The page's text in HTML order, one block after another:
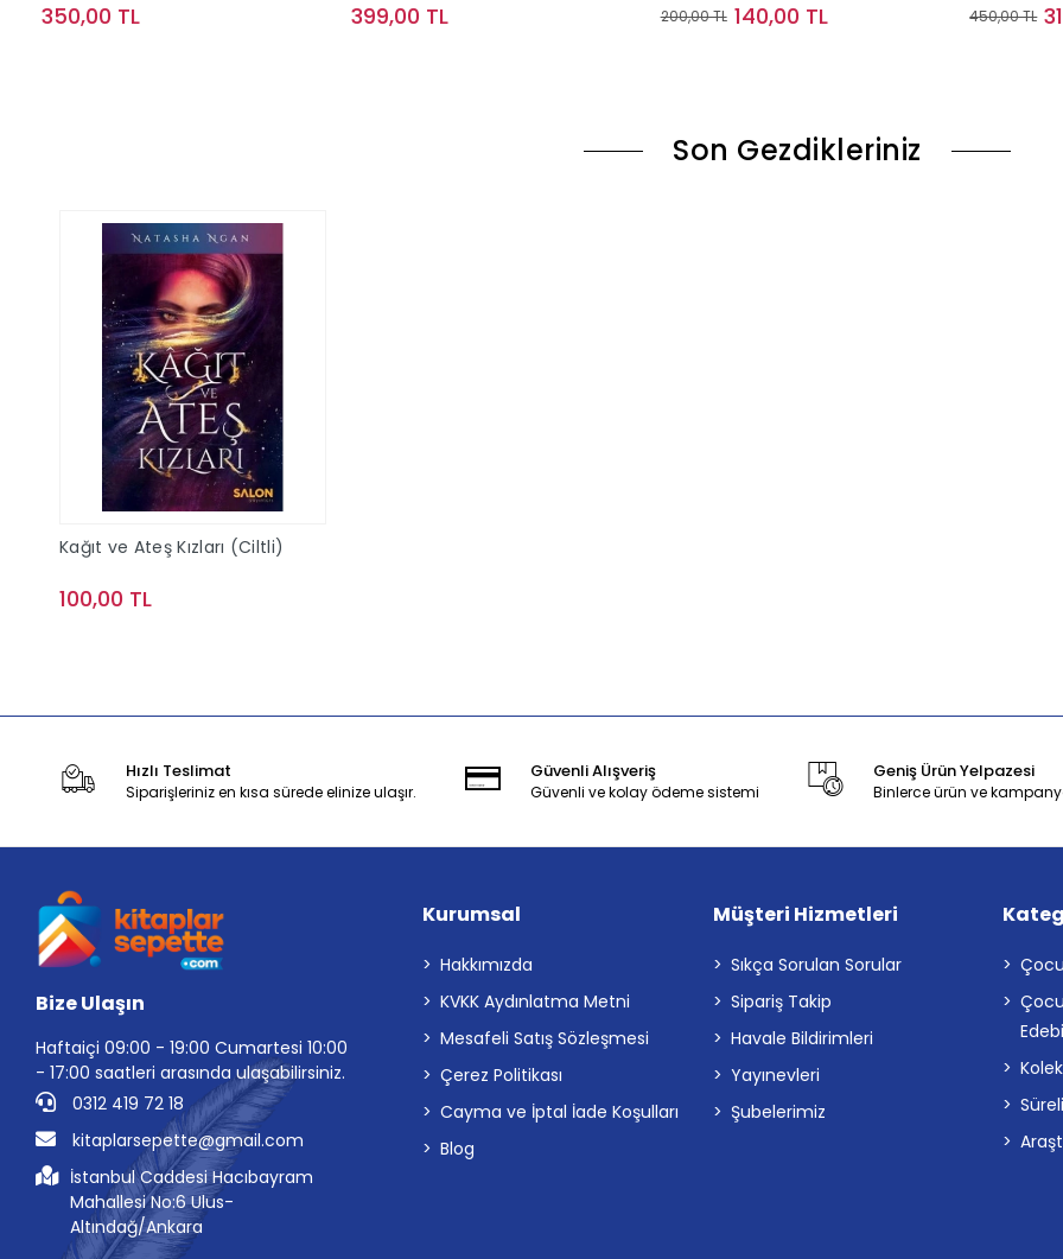
350,00 TL 399,00 TL 200,00 TL 140,00 TL 450,00 TL
Son Gezdikleriniz
Kağıt ve Ateş Kızları (Ciltli)
100,00 TL
Hızlı Teslimat
Siparişleriniz en kısa sürede elinize ulaşır.
Güvenli Alışveriş
Güvenli ve kolay ödeme sistemi
Geniş Ürün Yelpazesi
Binlerce ürün ve
Bize Ulaşın
Haftaiçi 09:00 - 19:00 Cumartesi 10:00
- 17:00 saatleri arasında ulaşabilirsiniz.
0312 419 72 18
kitaplarsepette@gmail.com
İstanbul Caddesi Hacıbayram
Mahallesi No:6 Ulus-
Altındağ/Ankara
Kurumsal
Hakkımızda
KVKK Aydınlatma Metni
Mesafeli Satış Sözleşmesi
Çerez Politikası
Cayma ve İptal İade Koşulları
Blog
Müşteri Hizmetleri
Sıkça Sorulan Sorular
Sipariş Takip
Havale Bildirimleri
Yayınevleri
Şubelerimiz